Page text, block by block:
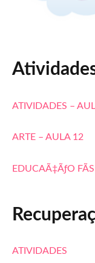
ATIVIDADES –
ARTE – AULA 12
EDUCAÃ‡ÃƒO
ATIVIDADES